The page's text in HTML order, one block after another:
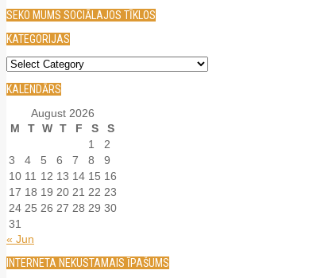
SEKO MUMS SOCIĀLAJOS TĪKLOS
KATEGORIJAS
Kategorijas
KALENDĀRS
August 2026
M
T W T F S
S
1
2
3
4 5 6 7 8
9
10 11 12 13 14 15 16
17 18 19 20 21 22 23
24 25 26 27 28 29 30
31
« Jun
INTERNETA NEKUSTAMAIS ĪPAŠUMS